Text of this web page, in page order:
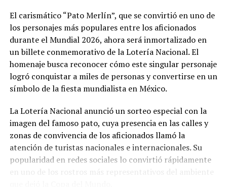
El carismático “Pato Merlín”, que se convirtió en uno de
los personajes más populares entre los aficionados
durante el Mundial 2026, ahora será inmortalizado en
un billete conmemorativo de la Lotería Nacional. El
homenaje busca reconocer cómo este singular personaje
logró conquistar a miles de personas y convertirse en un
símbolo de la fiesta mundialista en México.
La Lotería Nacional anunció un sorteo especial con la
imagen del famoso pato, cuya presencia en las calles y
zonas de convivencia de los aficionados llamó la
atención de turistas nacionales e internacionales. Su
popularidad en redes sociales lo convirtió rápidamente
en uno de los rostros más representativos del ambiente